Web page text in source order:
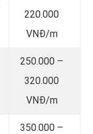
220.000
VNĐ/m
250.000 –
320.000
VNĐ/m
350.000 –